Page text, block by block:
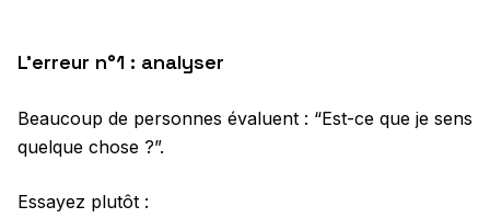
L’erreur n°1 : analyser
Beaucoup de personnes évaluent : “Est-ce que je sens
quelque chose ?”.
Essayez plutôt :